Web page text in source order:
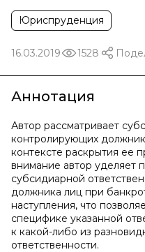
Юриспруденция
16.03.2019 1528
Аннотация
Автор рассматривает
контролирующих
контексте раскрытия ее
внимание автор уделяет
субсидиарной
должника лиц при
наступления, что
специфике указанной
к какой-либо из
ответственности.